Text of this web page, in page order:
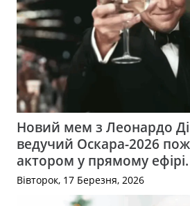
Новий мем з Леонардо Ді
ведучий Оскара-2026
актором у прямому ефірі.
Вівторок, 17 Березня, 2026